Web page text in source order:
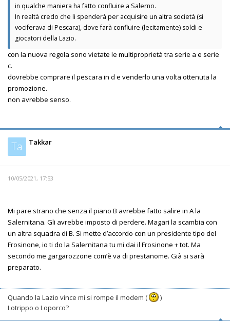
in qualche maniera ha fatto confluire a Salerno.
In realtà credo che li spenderà per acquisire un altra società (si
vociferava di Pescara), dove farà confluire (lecitamente) soldi e
giocatori della Lazio.
con la nuova regola sono vietate le multiproprietà tra serie a e serie
c.
dovrebbe comprare il pescara in d e venderlo una volta ottenuta la
promozione.
non avrebbe senso.
Ta Takkar
10/05/2021, 17:53
Mi pare strano che senza il piano B avrebbe fatto salire in A la
Salernitana. Gli avrebbe imposto di perdere. Magari la scambia con
un altra squadra di B. Si mette d’accordo con un presidente tipo del
Frosinone, io ti do la Salernitana tu mi dai il Frosinone + tot. Ma
secondo me gargarozzone com’è va di prestanome. Già si sarà
preparato.
Quando la Lazio vince mi si rompe il modem (
)
Lotrippo o Loporco?